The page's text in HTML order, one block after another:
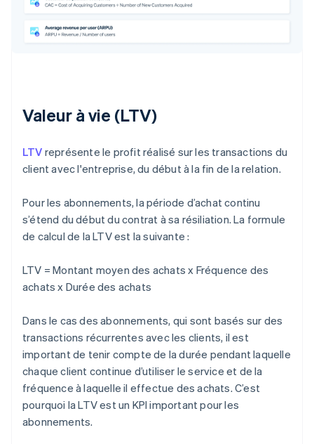
Valeur à vie (LTV)
LTV représente le profit réalisé sur les transactions du
client avec l'entreprise, du début à la fin de la relation.
Pour les abonnements, la période d’achat continu
s’étend du début du contrat à sa résiliation. La formule
de calcul de la LTV est la suivante :
LTV = Montant moyen des achats x Fréquence des
achats x Durée des achats
Dans le cas des abonnements, qui sont basés sur des
transactions récurrentes avec les clients, il est
important de tenir compte de la durée pendant laquelle
chaque client continue d’utiliser le service et de la
fréquence à laquelle il effectue des achats. C’est
pourquoi la LTV est un KPI important pour les
abonnements.